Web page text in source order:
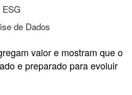
de Dados
valor e mostram que o
e preparado para evoluir